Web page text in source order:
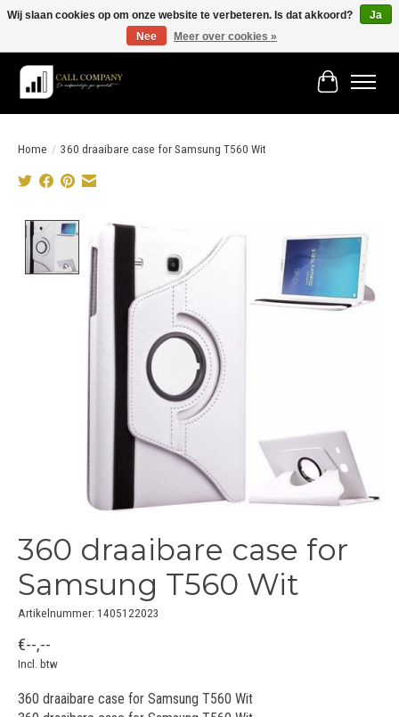
Vóór 19:00 besteld morgen in huis!
Winkelwagen
Home / 360 draaibare case for Samsung T560 Wit
Product image slideshow Items
360 draaibare case for
Samsung T560 Wit
Artikelnummer: 1405122023
€--,--
Incl. btw
360 draaibare case for Samsung T560 Wit
Wij slaan cookies op om onze website te verbeteren. Is dat akkoord?
Ja
Nee
Meer over cookies »